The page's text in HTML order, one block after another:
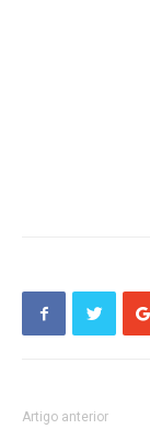
Artigo anterior